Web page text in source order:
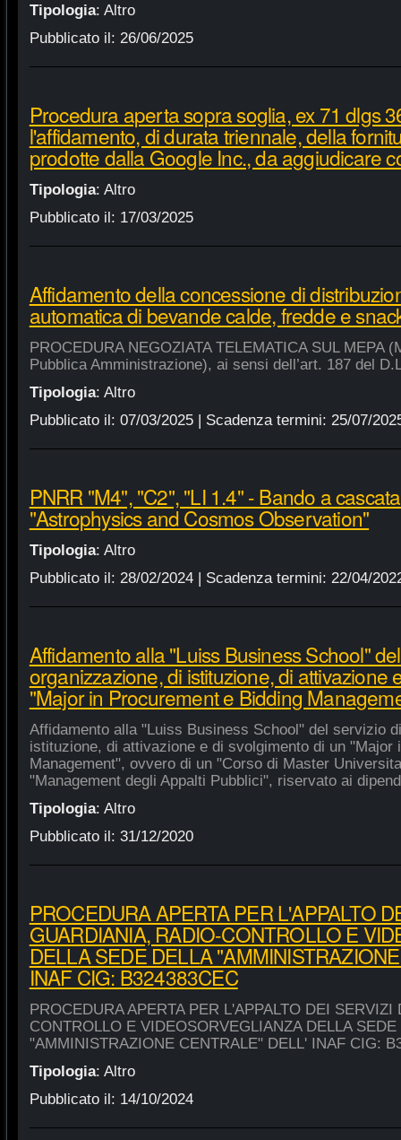
Tipologia: Altro
Pubblicato il: 26/06/2025
Procedura aperta sopra soglia, ex 71 dlgs
l'affidamento, di durata triennale, della
prodotte dalla Google Inc., da aggiudicare
Tipologia: Altro
Pubblicato il: 17/03/2025
Affidamento della concessione di
automatica di bevande calde, fredde e
PROCEDURA NEGOZIATA TELEMATICA SUL MEPA
Pubblica Amministrazione), ai sensi dell’art. 187 del
Tipologia: Altro
Pubblicato il: 07/03/2025| Scadenza termini: 25/07/
PNRR "M4", "C2", "LI 1.4" - Bando a
"Astrophysics and Cosmos Observation"
Tipologia: Altro
Pubblicato il: 28/02/2024| Scadenza termini: 22/04/
Affidamento alla "Luiss Business School"
organizzazione, di istituzione, di attivazione
"Major in Procurement e Bidding
Affidamento alla "Luiss Business School" del servizio
istituzione, di attivazione e di svolgimento di un "Major
Management", ovvero di un "Corso di Master
"Management degli Appalti Pubblici", riservato ai
Tipologia: Altro
Pubblicato il: 31/12/2020
PROCEDURA APERTA PER L'APPALTO
GUARDIANIA, RADIO-CONTROLLO E
DELLA SEDE DELLA
INAF CIG: B324383CEC
PROCEDURA APERTA PER L'APPALTO DEI
CONTROLLO E VIDEOSORVEGLIANZA DELLA SEDE
"AMMINISTRAZIONE CENTRALE" DELL' INAF CIG:
Tipologia: Altro
Pubblicato il: 14/10/2024